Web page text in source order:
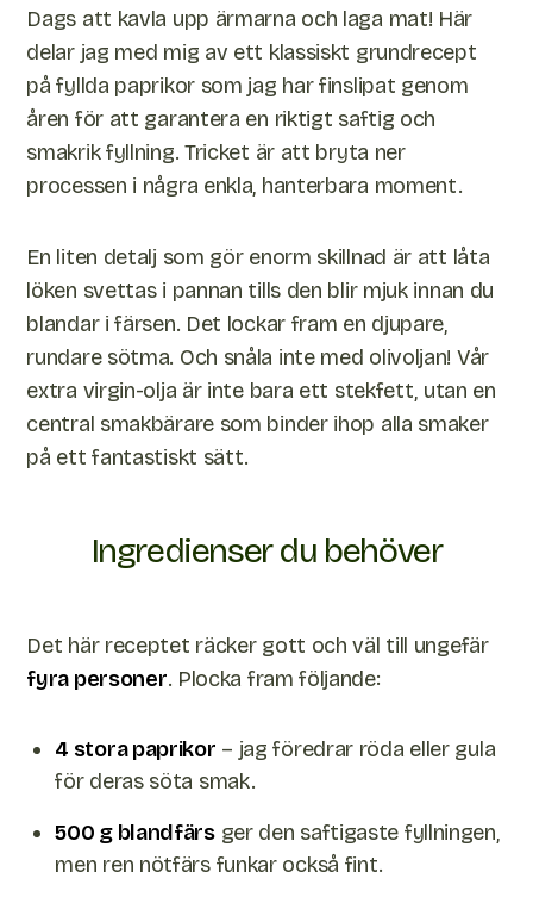
Dags att kavla upp ärmarna och laga mat! Här
delar jag med mig av ett klassiskt grundrecept
på fyllda paprikor som jag har finslipat genom
åren för att garantera en riktigt saftig och
smakrik fyllning. Tricket är att bryta ner
processen i några enkla, hanterbara moment.
En liten detalj som gör enorm skillnad är att låta
löken svettas i pannan tills den blir mjuk innan du
blandar i färsen. Det lockar fram en djupare,
rundare sötma. Och snåla inte med olivoljan! Vår
extra virgin-olja är inte bara ett stekfett, utan en
central smakbärare som binder ihop alla smaker
på ett fantastiskt sätt.
Ingredienser du behöver
Det här receptet räcker gott och väl till ungefär
fyra personer. Plocka fram följande:
4 stora paprikor – jag föredrar röda eller gula
för deras söta smak.
500 g blandfärsger den saftigaste fyllningen,
men ren nötfärs funkar också fint.